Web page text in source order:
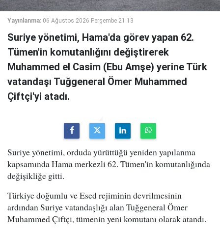
Yayınlanma: 06 Ağustos 2026 Perşembe 21:13
Suriye yönetimi, Hama'da görev yapan 62.
Tümen'in komutanlığını değiştirerek
Muhammed el Casim (Ebu Amşe) yerine Türk
vatandaşı Tuğgeneral Ömer Muhammed
Çiftçi'yi atadı.
Suriye yönetimi, orduda yürüttüğü yeniden yapılanma
kapsamında Hama merkezli 62. Tümen'in komutanlığında
değişikliğe gitti.
Türkiye doğumlu ve Esed rejiminin devrilmesinin
ardından Suriye vatandaşlığı alan Tuğgeneral Ömer
Muhammed Çiftçi, tümenin yeni komutanı olarak atandı.